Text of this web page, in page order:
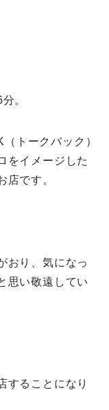
。
トークバック）
をイメージした
店です。
おり、気になっ
思い敬遠してい
することになり